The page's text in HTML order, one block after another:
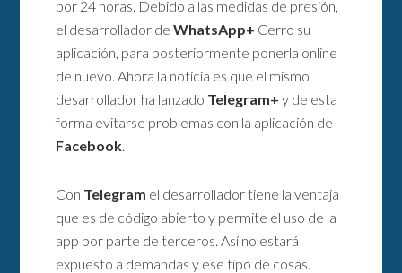
por 24 horas. Debido a las medidas de presión,
el desarrollador deWhatsApp+ Cerro su
aplicación, para posteriormente ponerla online
de nuevo. Ahora la noticia es que el mismo
desarrollador ha lanzado Telegram+ y de esta
forma evitarse problemas con la aplicación de
Facebook
Con Telegram el desarrollador tiene la ventaja
que es de código abierto y permite el uso de la
app por parte de terceros. Así no estará
expuesto a demandas y ese tipo de cosas.